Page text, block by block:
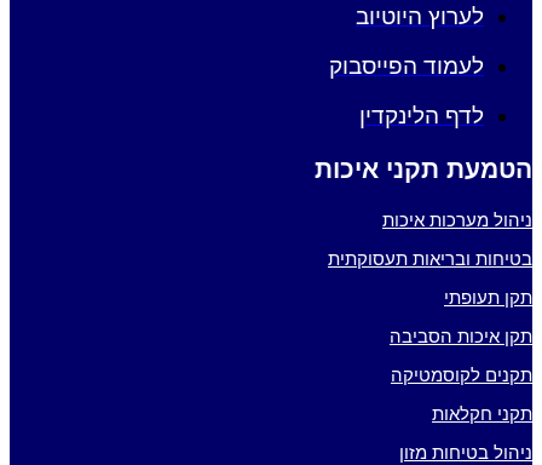
לערוץ היוטיוב
לעמוד הפייסבוק
לדף הלינקדין
הטמעת תקני איכות
ניהול מערכות איכות
בטיחות ובריאות תעסוקתית
תקן תעופתי
תקן איכות הסביבה
תקנים לקוסמטיקה
תקני חקלאות
ניהול בטיחות מזון